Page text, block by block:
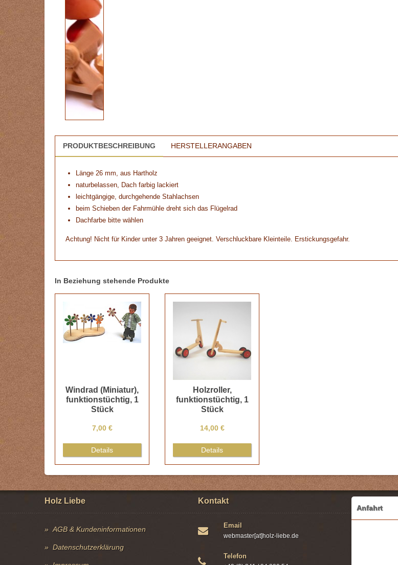
PRODUKTBESCHREIBUNG HERSTELLERANGABEN
Länge 26 mm, aus Hartholz
naturbelassen, Dach farbig lackiert
leichtgängige, durchgehende Stahlachsen
beim Schieben der Fahrmühle dreht sich das Flügelrad
Dachfarbe bitte wählen
Achtung! Nicht für Kinder unter 3 Jahren geeignet. Verschluckbare Kleinteile. Erstickungsgefahr.
In Beziehung stehende Produkte
Windrad (Miniatur),
funktionstüchtig, 1
Stück
7,00 €
Details
Holzroller,
funktionstüchtig, 1
Stück
14,00 €
Details
Holz Liebe
AGB & Kundeninformationen
Datenschutzerklärung
Kontakt
Email
webmaster[at]holz-liebe.de
Telefon
Anfahrt